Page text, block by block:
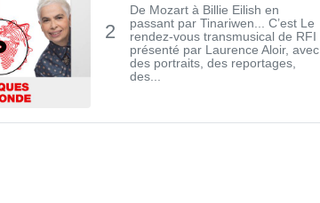
2
De Mozart à Billie Eilish en
passant par Tinariwen... C’est Le
rendez-vous transmusical de RFI
présenté par Laurence Aloir, avec
des portraits, des reportages,
des...